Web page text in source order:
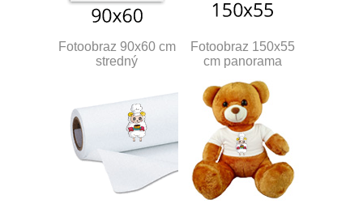
Fotoobraz 90x60 cm
stredný
Fotoobraz 150x55
cm panorama